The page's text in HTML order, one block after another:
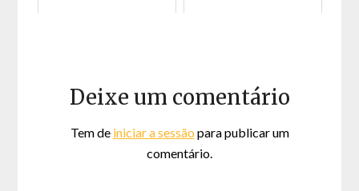
Deixe um comentário
Tem de iniciar a sessão para publicar um
comentário.